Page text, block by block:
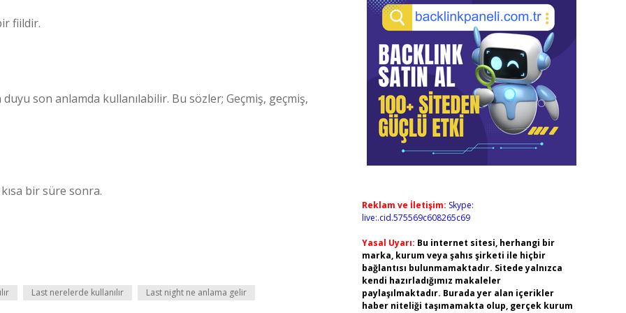
fiildir.
son anlamda kullanılabilir. Bu sözler; Geçmiş, geçmiş,
bir süre sonra.
Last nerelerde kullanılır Last night ne anlama gelir
Reklam ve İletişim: Skype:
live:.cid.575569c608265c69
Yasal Uyarı: Bu internet sitesi, herhangi bir
marka, kurum veya şahıs şirketi ile hiçbir
bağlantısı bulunmamaktadır. Sitede yalnızca
kendi hazırladığımız makaleler
paylaşılmaktadır. Burada yer alan içerikler
haber niteliği taşımamakta olup, gerçek kurum